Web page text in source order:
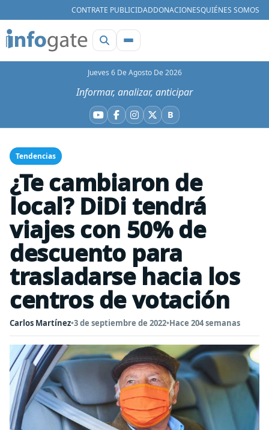
CONTRATE PUBLICIDADDONACIONESQUIÉNES SOMOS
Jueves 6 De Agosto De 2026
Informar, analizar, anticipar
YouTube
Facebook
Instagram
X BBluesky
Tendencias
¿Te cambiaron de
local? DiDi tendrá
viajes con 50% de
descuento para
trasladarse hacia los
centros de votación
Carlos Martínez•3 de septiembre de 2022•Hace 204 semanas